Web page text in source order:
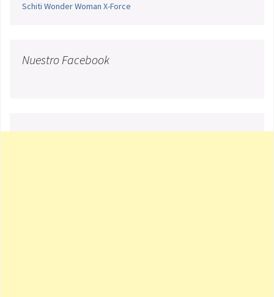
Schiti Wonder Woman X-Force
Nuestro Facebook